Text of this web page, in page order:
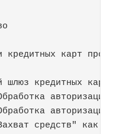
кредитных карт
шлюз кредитных
средств" как